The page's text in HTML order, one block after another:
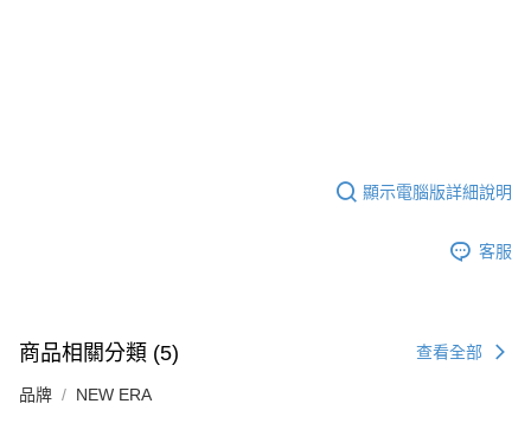
顯示電腦版詳細說明
客服
商品相關分類 (5) 查看全部
品牌 NEW ERA